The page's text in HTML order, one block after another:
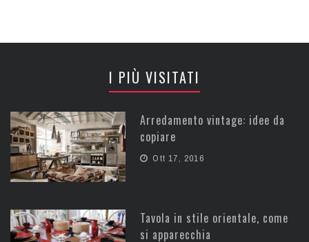
I PIÙ VISITATI
Arredamento vintage: idee da
copiare
Ott 17, 2016
Tavola in stile orientale, come
si apparecchia